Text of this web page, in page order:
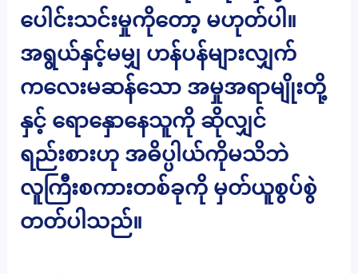
ပေါင်းသင်းမှုကိုတော့ မဟုတ်ပါ။
အရွယ်နှင့်မမျှ ဟန်ပန်များလျှက်
ကလေးမဆန်သော အမှုအရာမျိုးတို့
နှင့် ရောနှောနေသူကို ဆိုလျှင်
ရည်းစားဟု အဓိပ္ပါယ်ကိုမသိဘဲ
လူကြီးစကားတစ်ခုကို မှတ်ယူစွပ်စွဲ
တတ်ပါသည်။